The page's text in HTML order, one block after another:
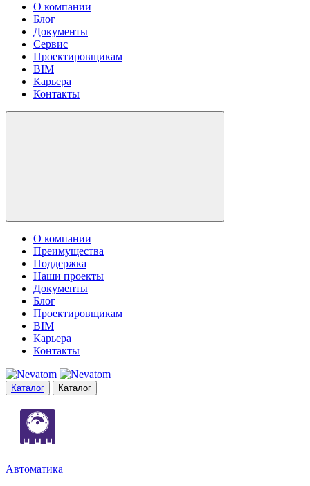
О компании
Блог
Документы
Сервис
Проектировщикам
BIM
Карьера
Контакты
О компании
Преимущества
Поддержка
Наши проекты
Документы
Блог
Проектировщикам
BIM
Карьера
Контакты
Каталог Каталог
Автоматика